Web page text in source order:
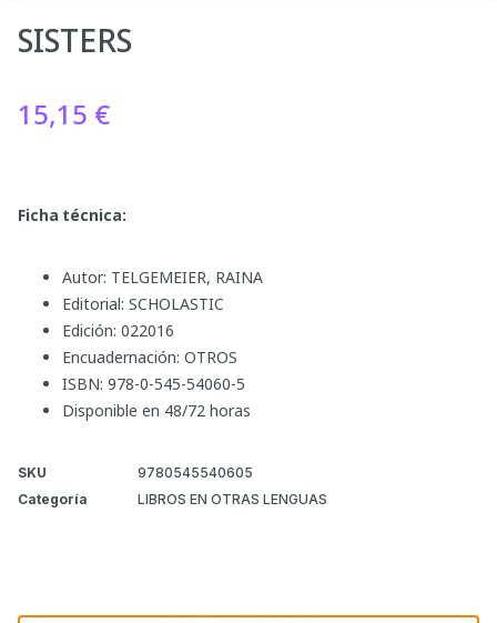
SISTERS
15,15 €
Ficha técnica:
Autor: TELGEMEIER, RAINA
Editorial: SCHOLASTIC
Edición: 022016
Encuadernación: OTROS
ISBN: 978-0-545-54060-5
Disponible en 48/72 horas
SKU
9780545540605
Categoría
LIBROS EN OTRAS LENGUAS